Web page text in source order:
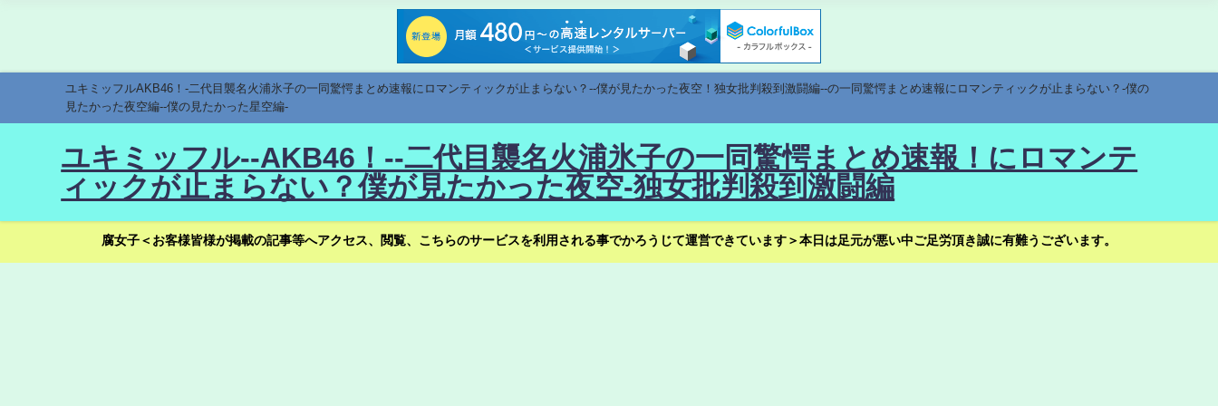
ユキミッフルAKB46！-二代目襲名火浦氷子の一同驚愕まとめ速報にロマンティックが止まらない？--僕が見たかった夜空！独女批判殺到激闘編--の一同驚愕まとめ速報にロマンティックが止まらない？-僕の
見たかった夜空編--僕の見たかった星空編-
ユキミッフル--AKB46！--二代目襲名火浦氷子の一同驚愕まとめ速報！にロマンテ
ィックが止まらない？僕が見たかった夜空-独女批判殺到激闘編
腐女子＜お客様皆様が掲載の記事等へアクセス、閲覧、こちらのサービスを利用される事でかろうじて運営できています＞本日は足元が悪い中ご足労頂き誠に有難うございます。